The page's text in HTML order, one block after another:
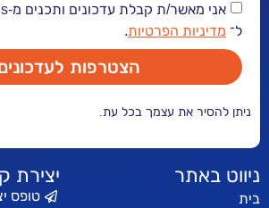
אני מאשר/ת קבלת עדכונים ותכנים מ-NetKids, בהתאם
.
הצטרפות לעדכונים
עצמך בכל עת.
טופס יצירת קשר